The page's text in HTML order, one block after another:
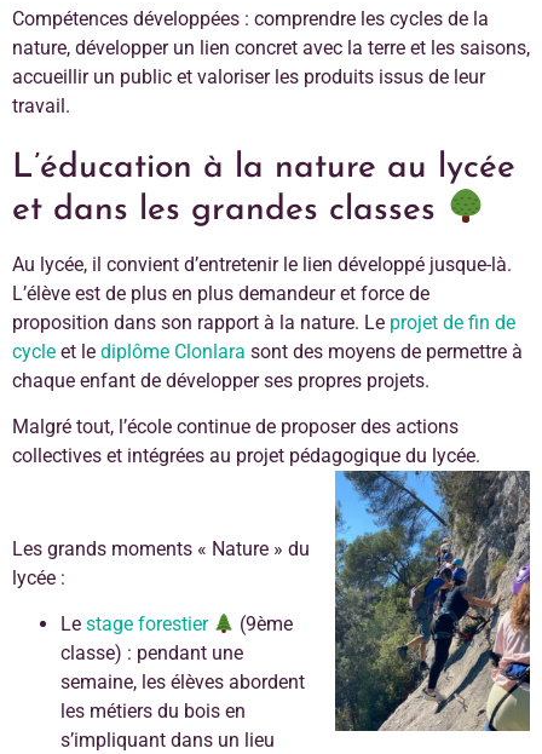
Compétences développées : comprendre les cycles de la
nature, développer un lien concret avec la terre et les saisons,
accueillir un public et valoriser les produits issus de leur
travail.
L’éducation à la nature au lycée
et dans les grandes classes
Au lycée, il convient d’entretenir le lien développé jusque-là.
L’élève est de plus en plus demandeur et force de
proposition dans son rapport à la nature. Le projet de fin de
cycle et le diplôme Clonlara sont des moyens de permettre à
chaque enfant de développer ses propres projets.
Malgré tout, l’école continue de proposer des actions
collectives et intégrées au projet pédagogique du lycée.
Les grands moments « Nature » du
lycée :
Le stage forestier
(9ème
classe) : pendant une
semaine, les élèves abordent
les métiers du bois en
s’impliquant dans un lieu